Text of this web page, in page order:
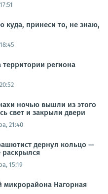
куда, принеси то, не знаю,
территории региона
ночью вышли из этого
свет и закрыли двери
21:40
дернул кольцо —
15:19
Нагорная